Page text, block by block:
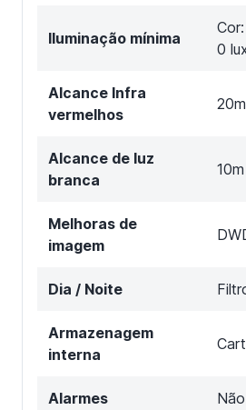
Iluminação mínima
0
Alcance Infra
vermelhos
20m
Alcance de luz
branca
10m
Melhoras de
imagem
Dia / Noite
Armazenagem
interna
Alarmes